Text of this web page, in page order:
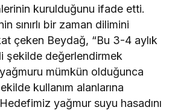
kurulduğunu ifade etti.
sınırlı bir zaman dilimini
çeken Beydağ, “Bu 3-4 aylık
şekilde değerlendirmek
mümkün olduğunca
kullanım alanlarına
yağmur suyu hasadını